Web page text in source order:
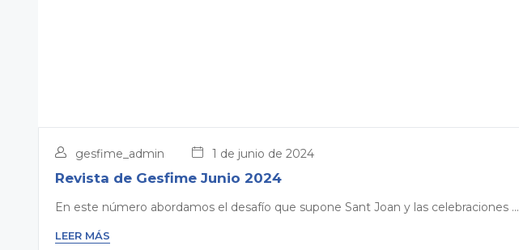
gesfime_admin 1 de junio de 2024
Revista de Gesfime Junio 2024
En este número abordamos el desafío que supone Sant Joan y las celebraciones ...
LEER MÁS